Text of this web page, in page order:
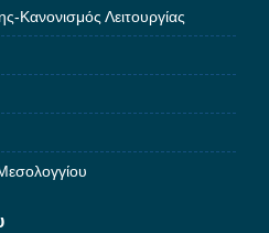
Κανονισμός Λειτουργίας